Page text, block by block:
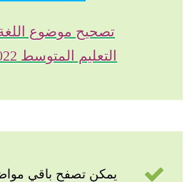
تصحيح موضوع
التعليم المتوسط 2022 – BEM 2022
يمكن تصفح باقي